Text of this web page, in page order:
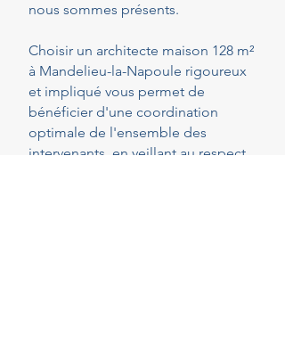
nous sommes présents.
Choisir un architecte maison 128 m²
à Mandelieu-la-Napoule rigoureux
et impliqué vous permet de
bénéficier d'une coordination
optimale de l'ensemble des
intervenants, en veillant au respect